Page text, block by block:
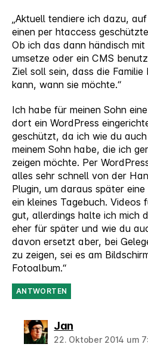
„Aktuell tendiere ich dazu,
einen per htaccess
Ob ich das dann händisch
umsetze oder ein CMS
Ziel soll sein, dass die Familie
kann, wann sie möchte.“
Ich habe für meinen Sohn
dort ein WordPress
geschützt, da ich wie du
meinem Sohn habe, die ich
zeigen möchte. Per
alles sehr schnell von der
Plugin, um daraus später
ein kleines Tagebuch. Videos
gut, allerdings halte ich mich
eher für später und wie du
davon ersetzt aber, bei
zu zeigen, sei es am
Fotoalbum.“
ANTWORTEN
Jansagt:
22. Oktober 2014 um